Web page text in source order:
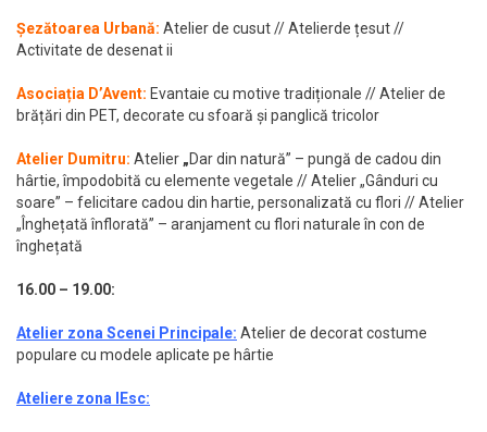
Șezătoarea Urbană: Atelier de cusut // Atelierde țesut //
Activitate de desenat ii
Asociația D’Avent: Evantaie cu motive tradiționale // Atelier de
brățări din PET, decorate cu sfoară și panglică tricolor
Atelier Dumitru: Atelier „Dar din natură” – pungă de cadou din
hârtie, împodobită cu elemente vegetale // Atelier „Gânduri cu
soare” – felicitare cadou din hartie, personalizată cu flori // Atelier
„Înghețată înflorată” – aranjament cu flori naturale în con de
înghețată
16.00 – 19.00:
Atelier zona Scenei Principale: Atelier de decorat costume
populare cu modele aplicate pe hârtie
Ateliere zona IEsc: